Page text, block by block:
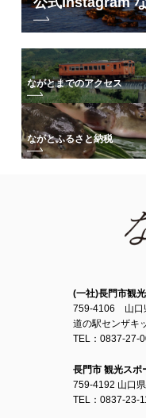
ながとまでのアクセス
ながとふるさと納税
(一社)長門市観
759-4106 山口
道の駅センザキ
TEL：0837-27-
長門市 観光スポ
759-4192 山口
TEL：0837-23-